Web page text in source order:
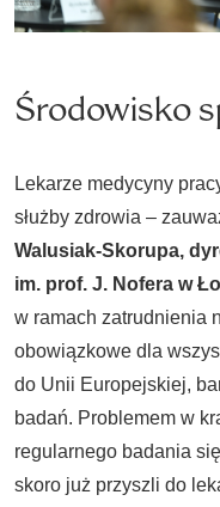
Środowisko
Lekarze medycyny
służby zdrowia –
Walusiak-Skorupa,
im. prof. J. Nofera w
w ramach zatrudnienia
obowiązkowe dla
do Unii Europejskiej,
badań. Problemem w
regularnego badania
skoro już przyszli do